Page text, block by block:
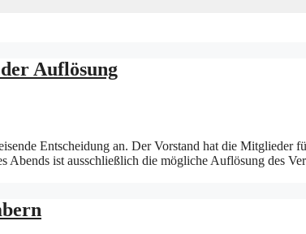
Auflösung
Entscheidung an. Der Vorstand hat die
Abends ist ausschließlich die mögliche Auflösung des